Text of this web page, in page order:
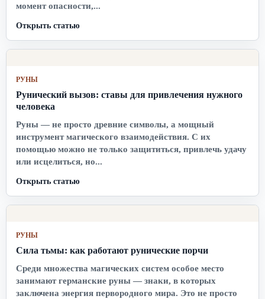
момент опасности,...
Открыть статью
РУНЫ
Рунический вызов: ставы для привлечения нужного
человека
Руны — не просто древние символы, а мощный
инструмент магического взаимодействия. С их
помощью можно не только защититься, привлечь удачу
или исцелиться, но...
Открыть статью
РУНЫ
Сила тьмы: как работают рунические порчи
Среди множества магических систем особое место
занимают германские руны — знаки, в которых
заключена энергия первородного мира. Это не просто